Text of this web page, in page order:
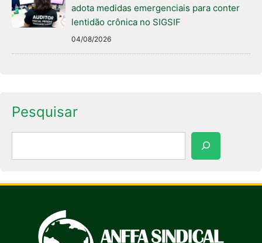
adota medidas emergenciais para conter
lentidão crônica no SIGSIF
04/08/2026
Pesquisar